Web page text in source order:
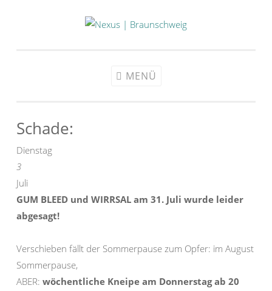
MENÜ
Schade:
Dienstag
3
Juli
GUM BLEED und WIRRSAL am 31. Juli wurde leider
abgesagt!
Verschieben fällt der Sommerpause zum Opfer: im August
Sommerpause,
ABER: wöchentliche Kneipe am Donnerstag ab 20